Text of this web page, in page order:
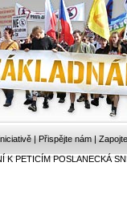
| Přispějte nám |
K PETICÍM POSLANECKÁ